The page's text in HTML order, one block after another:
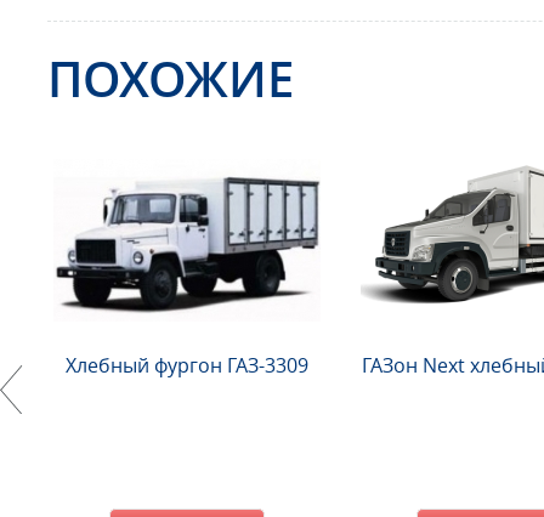
ПОХОЖИЕ
Хлебный фургон ГАЗ-3309 ГАЗон Next